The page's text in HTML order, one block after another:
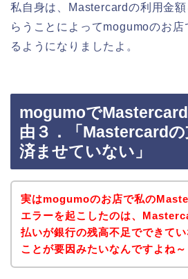
私自身は、Mastercardの利用金
らうことによってmogumoのお店
るようになりましたよ。
mogumoで
由３．「Mastercard
済ませていない」
実はmogumoのお店で私の
エラーを起こしたのは、
払いが銀行の残高不足でできて
ことが要因みたいなんですよね～